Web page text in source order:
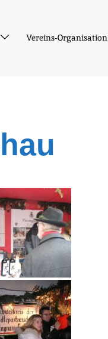
Vereins-Organisation